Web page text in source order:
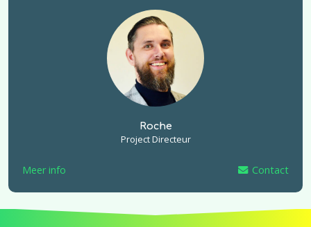
Roche
Project Directeur
Meer info Contact